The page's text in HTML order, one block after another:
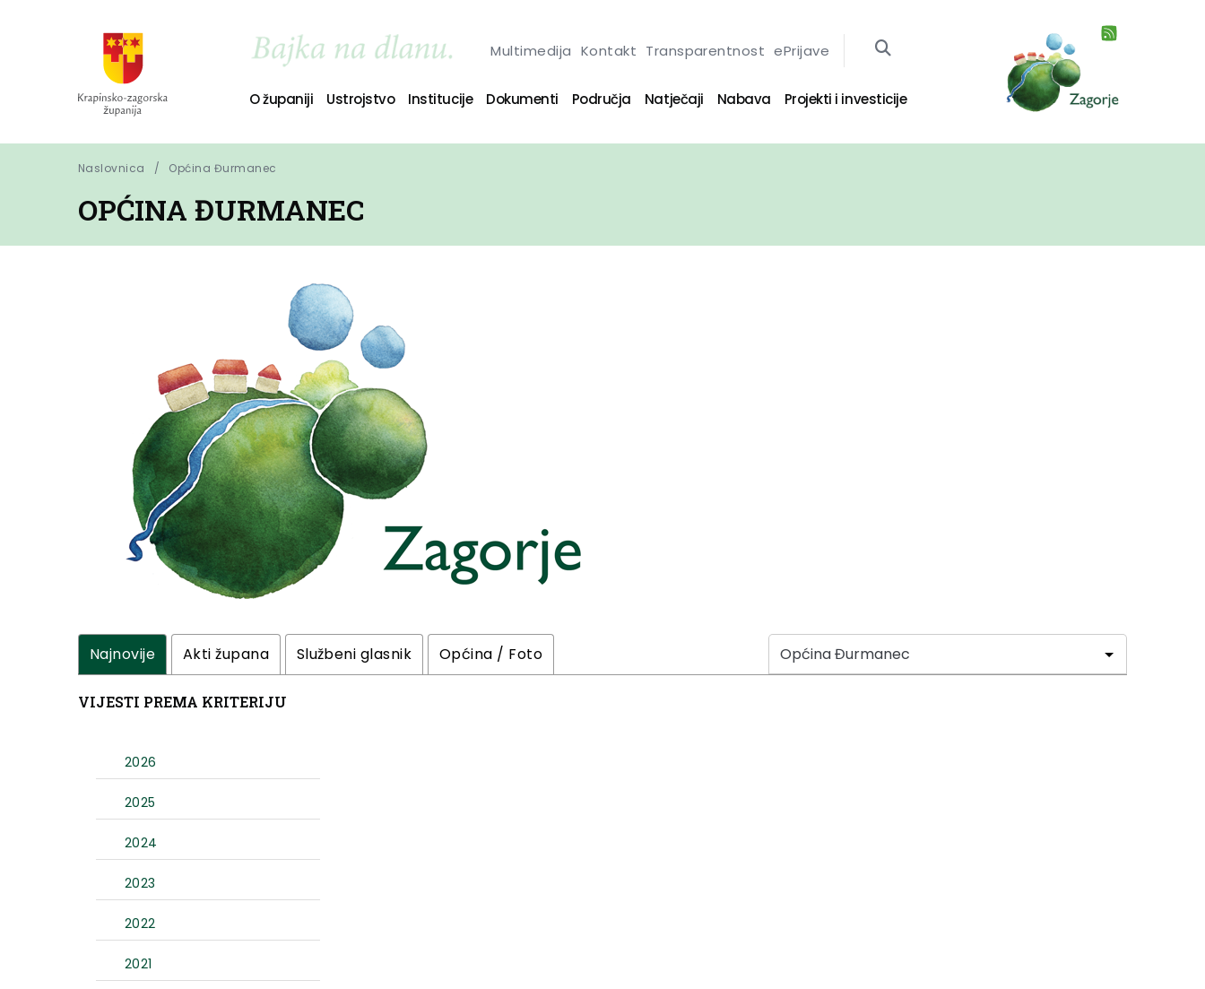
Multimedija Kontakt Transparentnost ePrijave
O županiji Ustrojstvo Institucije Dokumenti Područja Natječaji Nabava Projekti i investicije
Naslovnica Općina Đurmanec
OPĆINA ĐURMANEC
Najnovije Akti župana Službeni glasnik Općina / Foto
VIJESTI PREMA KRITERIJU
2026
2025
2024
2023
2022
2021